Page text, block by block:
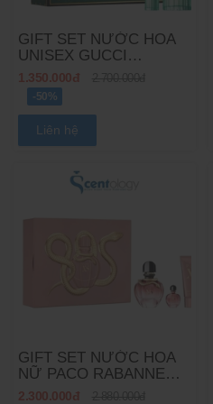
GIFT SET NƯỚC HOA
UNISEX GUCCI
MEMOIRE UNISEX
60ML 2PCS
1.350.000đ
-50%
Liên hệ
GIFT SET NƯỚC HOA
NỮ PACO RABANNE
PURE XS FOR HER
2.300.000đ